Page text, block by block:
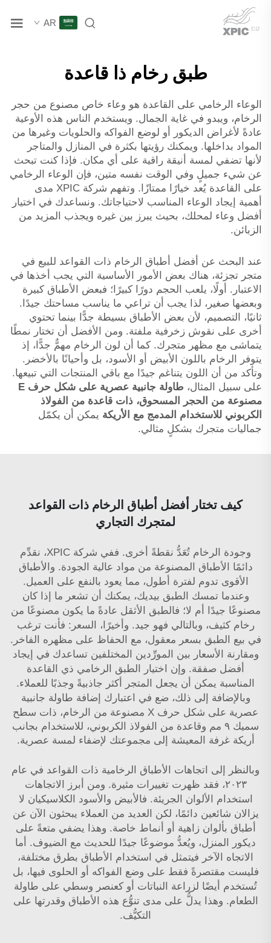
AR
طبق رخام ذا قاعدة
الوعاء الرخامي على القاعدة هو وعاء خاص مصنوع من حجر
الرخام، ويبدو في غاية الجمال. ويستخدم الناس هذه الأوعية
عادةً لأغراض الديكور أو لوضع الفواكه والحلويات وغيرها من
المواد بداخلها. ويمكنك رؤيتها بكثرة في المنازل والمتاجر
لأنها تضفي لمسة أنيقة راقية على أي مكان. فإذا كنت تبحث
عن شيء جميلٍ وفي الوقت نفسه متين، فإن الوعاء الرخامي
على القاعدة يُعد خيارًا ممتازًا. وتفهم شركة XPIC مدى
أهمية إيجاد الوعاء المناسب لاحتياجاتك. ونساعدك في اختيار
أفضل وعاء لمحلك، بحيث يبرز بين غيره ويجذب المزيد من
الزبائن.
عند البحث عن أفضل أطباق الرخام ذات القواعد للبيع في
متجر تجزئة، هناك بعض الأمور الأساسية التي يجب أخذها في
الاعتبار. أولًا، يلعب الحجم دورًا كبيرًا؛ فبعض الأطباق كبيرة
وبعضها صغير، لذا يجب أن تراعي ما يناسب مساحتك جيدًا.
ثانيًا، التصميم، لأن بعض الأطباق بسيطة جدًّا بينما تحتوي
أخرى على نقوش زخرفية ملفتة. ومن الأفضل أن تختار نمطًا
يتماشى مع مظهر متجرك. كما أن لون الرخام مهمٌّ جدًّا، إذ
يتوفر الرخام باللون الأبيض أو الأسود، بل وأحيانًا بالأخضر.
وتأكد من أن اللون يتناغم جيدًا مع باقي المنتجات التي تبيعها.
على سبيل المثال،
طاولة جانبية عصرية على شكل حرف E
مصنوعة من الحجر المسحوق، ذات قاعدة من الفولاذ
الكربوني للاستخدام المدمج مع الأريكة يمكن أن يكمّل
جماليات متجرك بشكلٍ مثالي.
كيف تختار أفضل أطباق الرخام ذات القواعد
لمتجرك التجاري
وجودة الرخام تُعَدُّ نقطةً أخرى. ففي شركة XPIC، نقدِّم
دائمًا الأطباق المصنوعة من مواد عالية الجودة. والأطباق
الأقوى تدوم لفترة أطول، مما يعود بالنفع على العميل.
وعندما تمسك الطبق بيديك، يمكنك أن تشعر ما إذا كان
مصنوعًا جيدًا أم لا؛ فالطبق الأثقل عادةً ما يكون مصنوعًا من
رخام كثيف، وبالتالي فهو جيد. وأخيرًا، السعر: فأنت ترغب
في بيع الطبق بسعر معقول، مع الحفاظ على مظهره الفاخر.
ومقارنة الأسعار بين المورِّدين المختلفين تساعدك في إيجاد
أفضل صفقة. وإن اختيار الطبق الرخامي ذي القاعدة
المناسبة يمكن أن يجعل المتجر أكثر جاذبيةً وجذبًا للعملاء.
وبالإضافة إلى ذلك، ضع في اعتبارك إضافة طاولة جانبية
عصرية على شكل حرف X مصنوعة من الرخام، ذات سطح
سميك ٩ مم وقاعدة من الفولاذ الكربوني، للاستخدام بجانب
أريكة غرفة المعيشة
إلى مجموعتك لإضفاء لمسة عصرية.
وبالنظر إلى اتجاهات الأطباق الرخامية ذات القواعد في عام
٢٠٢٣، فقد ظهرت تغييرات مثيرة. ومن أبرز الاتجاهات
استخدام الألوان الجريئة. فالأبيض والأسود الكلاسيكيان لا
يزالان شائعين دائمًا، لكن العديد من العملاء يبحثون الآن عن
أطباق بألوان زاهية أو أنماط خاصة. وهذا يضفي متعةً على
ديكور المنزل، ويُعدُّ موضوعًا جيدًا للحديث مع الضيوف. أما
الاتجاه الآخر فيتمثل في استخدام الأطباق بطرق مختلفة،
فليست مقتصرةً فقط على وضع الفواكه أو الحلوى فيها، بل
تُستخدم أيضًا لزراعة النباتات أو كعنصر وسطي على طاولة
الطعام. وهذا يدلُّ على مدى تنوُّع هذه الأطباق وقدرتها على
التكيُّف.